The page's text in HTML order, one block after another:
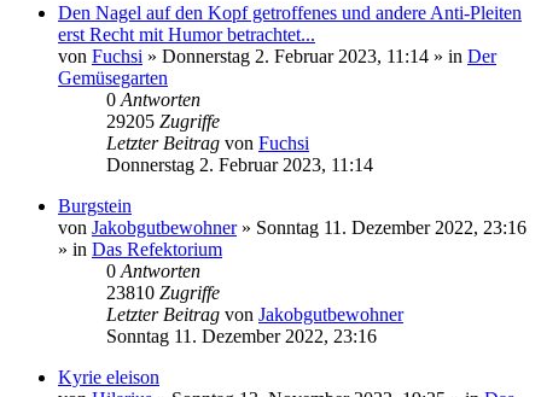
Den Nagel auf den Kopf getroffenes und andere Anti-Pleiten
erst Recht mit Humor betrachtet...
von Fuchsi » Donnerstag 2. Februar 2023, 11:14 » in Der
Gemüsegarten
0 Antworten
29205 Zugriffe
Letzter Beitrag von Fuchsi
Donnerstag 2. Februar 2023, 11:14
Burgstein
von Jakobgutbewohner» Sonntag 11. Dezember 2022, 23:16
» in Das Refektorium
0 Antworten
23810 Zugriffe
Letzter Beitrag von Jakobgutbewohner
Sonntag 11. Dezember 2022, 23:16
Kyrie eleison